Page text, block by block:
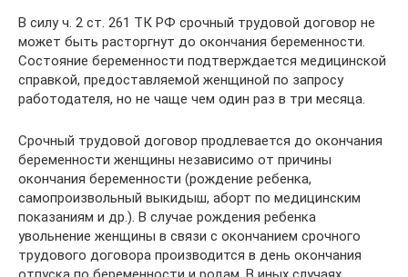
В силу ч. 2 ст. 261 ТК РФ срочный трудовой договор не
может быть расторгнут до окончания беременности.
Состояние беременности подтверждается медицинской
справкой, предоставляемой женщиной по запросу
работодателя, но не чаще чем один раз в три месяца.
Срочный трудовой договор продлевается до окончания
беременности женщины независимо от причины
окончания беременности (рождение ребенка,
самопроизвольный выкидыш, аборт по медицинским
показаниям и др.). В случае рождения ребенка
увольнение женщины в связи с окончанием срочного
трудового договора производится в день окончания